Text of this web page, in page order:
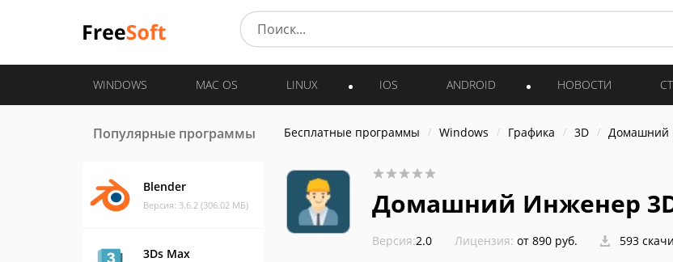
WINDOWS MAC OS LINUX IOS ANDROID НОВОСТИ
Популярные программы
Blender
Версия: 3.6.2 (306.02 МБ)
3Ds Max
Бесплатные программы Windows Графика 3D Домашний
Домашний Инженер
Версия:2.0 Лицензия: от 890 руб. 593